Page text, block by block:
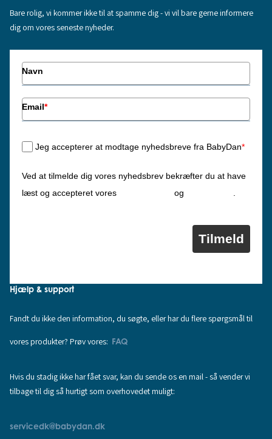
Bare rolig, vi kommer ikke til at spamme dig - vi vil bare gerne informere
dig om vores seneste nyheder.
Navn
Email*
Jeg accepterer at modtage nyhedsbreve fra BabyDan*
Ved at tilmelde dig vores nyhedsbrev bekræfter du at have
læst og accepteret vores
og
Tilmeld
Hjælp & support
Fandt du ikke den information, du søgte, eller har du flere spørgsmål til
vores produkter? Prøv vores: FAQ
Hvis du stadig ikke har fået svar, kan du sende os en mail - så vender vi
tilbage til dig så hurtigt som overhovedet muligt:
servicedk@babydan.dk